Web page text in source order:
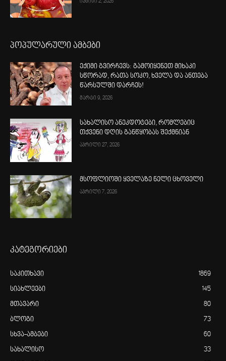
პოპულარული ამბები
ექიმი გვირჩევს: გამოიყენეთ მიხაკი
სწორად, რათა სოკო, ხველა და ანთება
წარსულში დარჩეს!
მარტი 9, 2026
სახალისო ანეკდოტები, რომლებიც
თქვენი დღის განწყობას შექმნიან
აპრილი 27, 2026
მსოფლიოში ყველაზე ნელი ცხოველი
აპრილი 7, 2026
კატეგორიები
საკითხავი 1869
სიახლეები 145
მთავარი 80
ბლოგი 73
სხვა-ამბები 60
სახალისო 33